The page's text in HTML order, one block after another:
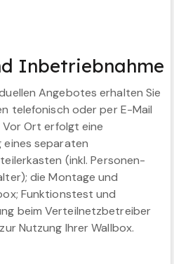
Inbetriebnahme
Angebotes erhalten Sie
telefonisch oder per E-Mail
Vor Ort erfolgt eine
separaten
(inkl. Personen-
die Montage und
Funktionstest und
beim Verteilnetzbetreiber
Nutzung Ihrer Wallbox.